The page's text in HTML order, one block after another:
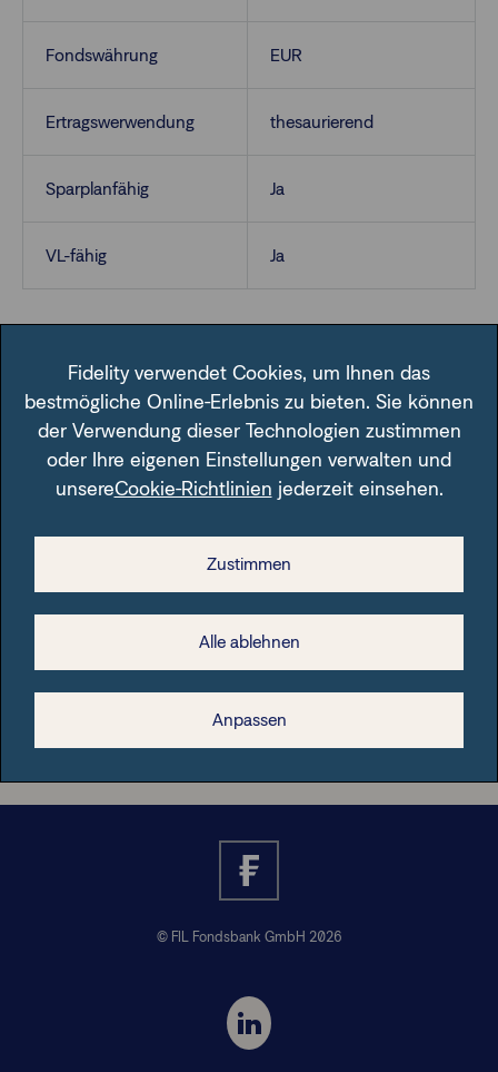
Fondswährung EUR
Ertragswerwendung thesaurierend
Sparplanfähig Ja
VL-fähig Ja
Im Fondsfinder der FFB unter der angegebenen ISIN.
Rechtliche Hinweise
Nützliche Informationen
© FIL Fondsbank GmbH 2026
Fidelity verwendet Cookies, um Ihnen das
bestmögliche Online-Erlebnis zu bieten. Sie können
der Verwendung dieser Technologien zustimmen
oder Ihre eigenen Einstellungen verwalten und
unsereCookie-Richtlinien jederzeit einsehen.
Zustimmen
Alle ablehnen
Anpassen